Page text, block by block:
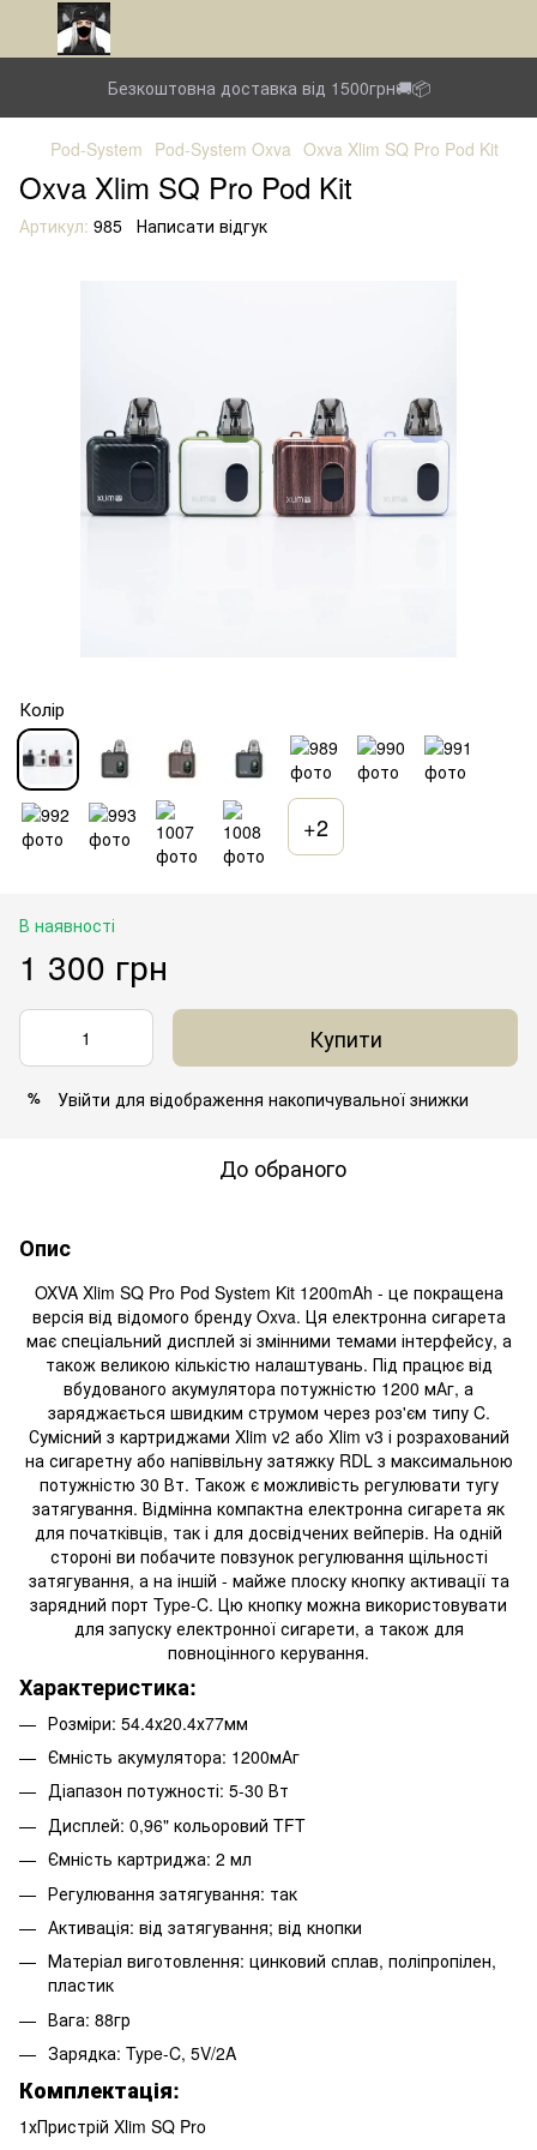
Безкоштовна доставка від 1500грн🚚📦
Pod-System Pod-System Oxva Oxva Xlim SQ Pro Pod Kit
Oxva Xlim SQ Pro Pod Kit
Артикул: 985 Написати відгук
Колір
+2
В наявності
1 300 грн
Купити
% Увійти для відображення накопичувальної знижки
До обраного
Опис
OXVA Xlim SQ Pro Pod System Kit 1200mAh - це покращена
версія від відомого бренду Oxva. Ця електронна сигарета
має спеціальний дисплей зі змінними темами інтерфейсу, а
також великою кількістю налаштувань. Під працює від
вбудованого акумулятора потужністю 1200 мАг, а
заряджається швидким струмом через роз'єм типу C.
Сумісний з картриджами Xlim v2 або Xlim v3 і розрахований
на сигаретну або напіввільну затяжку RDL з максимальною
потужністю 30 Вт. Також є можливість регулювати тугу
затягування. Відмінна компактна електронна сигарета як
для початківців, так і для досвідчених вейперів. На одній
стороні ви побачите повзунок регулювання щільності
затягування, а на іншій - майже плоску кнопку активації та
зарядний порт Type-C. Цю кнопку можна використовувати
для запуску електронної сигарети, а також для
повноцінного керування.
Характеристика:
Розміри: 54.4х20.4х77мм
Ємність акумулятора: 1200мАг
Діапазон потужності: 5-30 Вт
Дисплей: 0,96" кольоровий TFT
Ємність картриджа: 2 мл
Регулювання затягування: так
Активація: від затягування; від кнопки
Матеріал виготовлення: цинковий сплав, поліпропілен,
пластик
Вага: 88гр
Зарядка: Type-C, 5V/2A
Комплектація:
1хПристрій Xlim SQ Pro